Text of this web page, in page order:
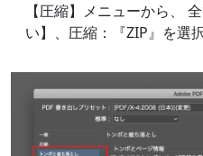
【圧縮】メニューから、
い】、圧縮：『ZIP』を選